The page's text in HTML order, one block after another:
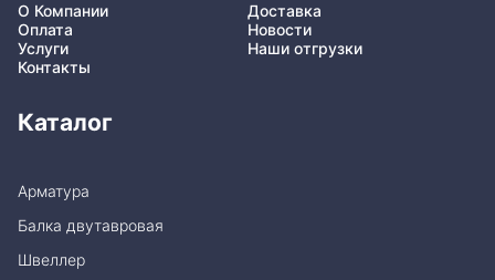
О Компании
Доставка
Оплата
Новости
Услуги
Наши отгрузки
Контакты
Каталог
Арматура
Балка двутавровая
Швеллер